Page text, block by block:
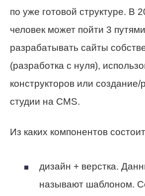
по уже готовой структуре. В
человек может пойти 3 путями
разрабатывать сайты
(разработка с нуля),
конструкторов или создание/
студии на CMS.
Из каких компонентов
дизайн + верстка.
называют шаблоном.